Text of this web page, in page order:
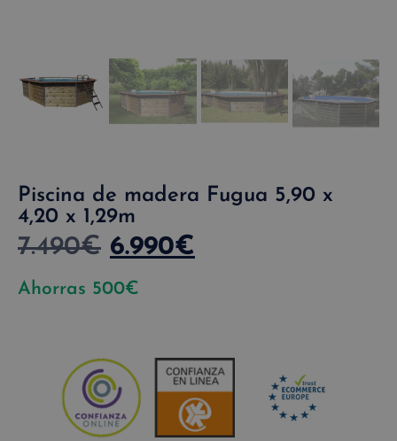
Piscina de madera Fugua 5,90 x
4,20 x 1,29m
7.490€ 6.990€
Ahorras 500€